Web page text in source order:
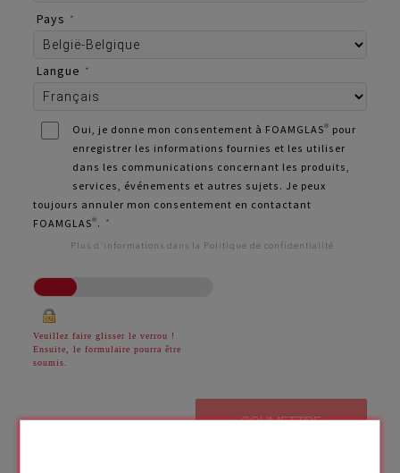
Pays *
Langue *
Oui, je donne mon consentement à FOAMGLAS® pour
enregistrer les informations fournies et les utiliser
dans les communications concernant les produits,
services, événements et autres sujets. Je peux
toujours annuler mon consentement en contactant
FOAMGLAS®. *
Plus d'informations dans la Politique de confidentialité
Veuillez faire glisser le verrou !
Ensuite, le formulaire pourra être
soumis.